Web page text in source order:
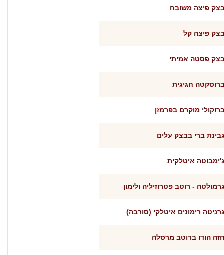
פיצה משובח
פיצה קל
פסטה אמיתי
חגיגית
מוקרם בפרמזן
ברי בבצק עלים
איטלקית
- רוטב פטרוזיליה ולימון
רימונים איטלקי (סורבה)
הודו ברוטב מרסלה